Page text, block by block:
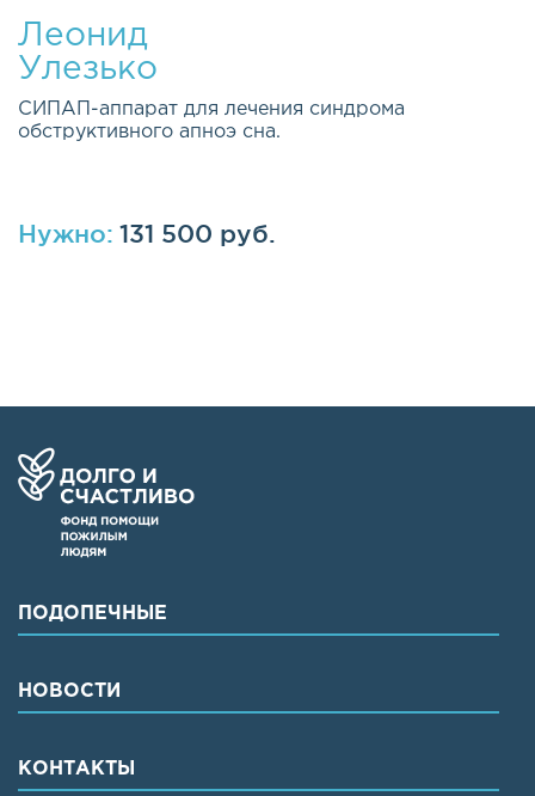
Леонид
Улезько
СИПАП-аппарат для лечения синдрома
обструктивного апноэ сна.
Нужно: 131 500 руб.
ПОДОПЕЧНЫЕ
НОВОСТИ
КОНТАКТЫ